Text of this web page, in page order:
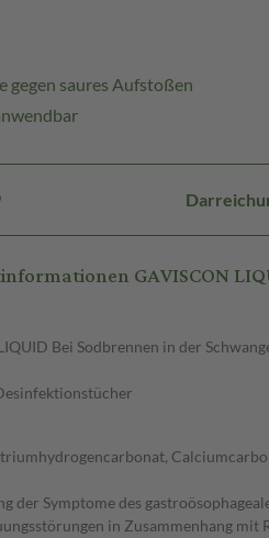
gegen saures Aufstoßen
GAVISCON
Bei Sodbrennen in der
der Symptome des
in Zusammenhang mit